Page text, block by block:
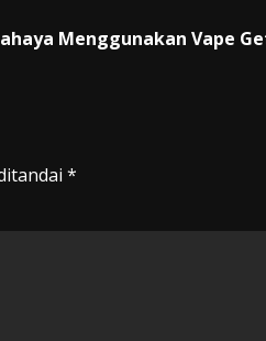
Menggunakan Vape
*